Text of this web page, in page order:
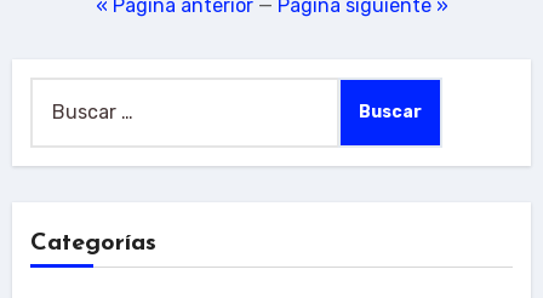
« Página anterior— Página siguiente »
Categorías